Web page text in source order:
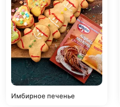
Имбирное печенье